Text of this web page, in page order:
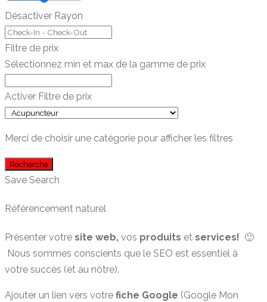
Désactiver Rayon
Filtre de prix
Sélectionnez min et max de la gamme de prix
Activer Filtre de prix
Merci de choisir une catégorie pour afficher les filtres
Recherche
Save Search
Référencement naturel
Présenter votre site web, vos produits et services! 🙂
Nous sommes conscients que le SEO est essentiel à
votre succès (et au nôtre).
Ajouter un lien vers votre fiche Google (Google Mon